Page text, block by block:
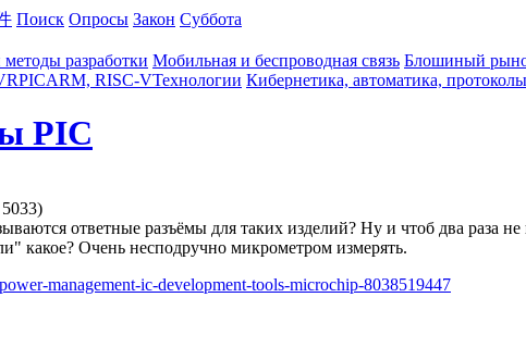
Поиск Опросы Закон Суббота
разработки Мобильная и беспроводная связь Блошиный
PICARM, RISC-VТехнологии Кибернетика, автоматика, протоколы
PIC
ответные разъёмы для таких изделий? Ну и чтоб два раза
какое? Очень несподручно микрометром измерять.
management-ic-development-tools-microchip-8038519447